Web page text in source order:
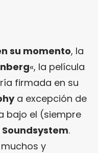
su momento, la
«, la película
firmada en su
a excepción de
bajo el (siempre
Soundsystem.
y